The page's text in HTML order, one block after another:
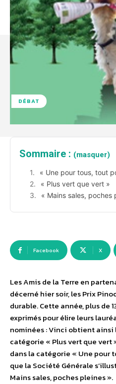
DÉBAT
Sommaire : (masquer)
« Une pour tous, tout
« Plus vert que vert »
« Mains sales, poches
Facebook X
Les Amis de la Terre en
décerné hier soir, les Prix
durable. Cette année, plus de
exprimés pour élire leurs
nominées : Vinci obtient ainsi
catégorie « Plus vert que vert
dans la catégorie « Une pour
que la Société Générale
Mains sales, poches pleines ».